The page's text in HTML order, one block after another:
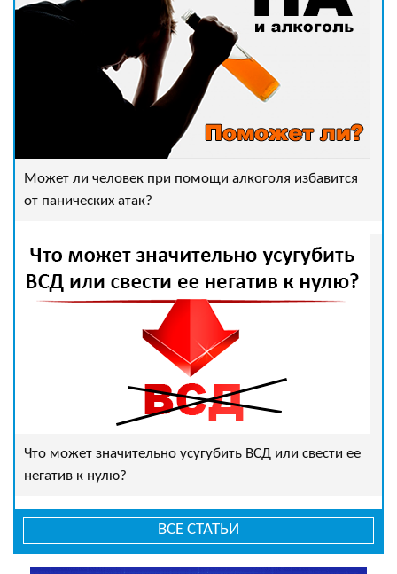
Может ли человек при помощи алкоголя избавится
от панических атак?
Что может значительно усугубить ВСД или свести ее
негатив к нулю?
ВСЕ СТАТЬИ